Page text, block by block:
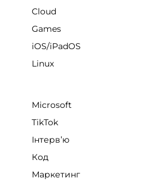
Cloud
Games
iOS/iPadOS
Linux
Microsoft
TikTok
Інтервʼю
Код
Маркетинг